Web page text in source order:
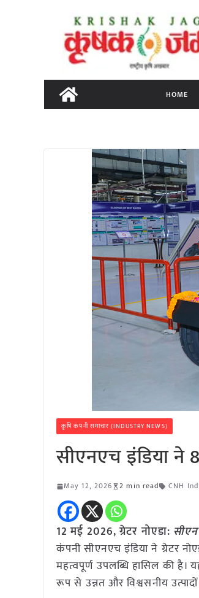
content
HOME
कृषि कंपनी समाचार (INDUSTRY NEWS)
सीएनएच इंडिया ने
May 12, 2026 2 min read CNH
12 मई 2026,ग्रेटर नोएडा:
कंपनी सीएनएच इंडिया ने ग्रेटर
महत्वपूर्ण उपलब्धि हासिल की
रूप से उन्नत और विश्वसनीय